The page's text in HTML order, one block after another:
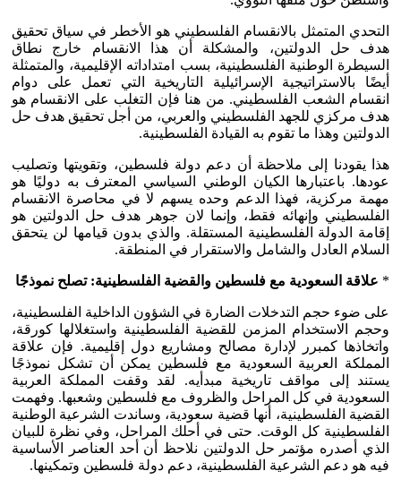
التحدي المتمثل بالانقسام الفلسطيني هو الأخطر في سياق تحقيق
هدف حل الدولتين، والمشكلة أن هذا الانقسام خارج نطاق
السيطرة الوطنية الفلسطينية، بسب امتداداته الإقليمية، والمتمثلة
أيضًا بالاستراتيجية الإسرائيلية التاريخية التي تعمل على دوام
انقسام الشعب الفلسطيني. من هنا فإن التغلب على الانقسام هو
هدف مركزي للجهد الفلسطيني والعربي، من أجل تحقيق هدف حل
الدولتين وهذا ما تقوم به القيادة الفلسطينية.
هذا يقودنا إلى ملاحظة أن دعم دولة فلسطين، وتقويتها وتصليب
عودها. باعتبارها الكيان الوطني السياسي المعترف به دوليًا هو
مهمة مركزية، فهذا الدعم وحده يسهم لا في محاصرة الانقسام
الفلسطيني وإنهائه فقط، وإنما لان جوهر هدف حل الدولتين هو
إقامة الدولة الفلسطينية المستقلة. والذي بدون قيامها لن يتحقق
السلام العادل والشامل والاستقرار في المنطقة.
* علاقة السعودية مع فلسطين والقضية الفلسطينية: تصلح نموذجًا
على ضوء حجم التدخلات الضارة في الشؤون الداخلية الفلسطينية،
وحجم الاستخدام المزمن للقضية الفلسطينية واستغلالها كورقة،
واتخاذها كمبرر لإدارة مصالح ومشاريع دول إقليمية. فإن علاقة
المملكة العربية السعودية مع فلسطين يمكن أن تشكل نموذجًا
يستند إلى مواقف تاريخية مبدأيه. لقد وقفت المملكة العربية
السعودية في كل المراحل والظروف مع فلسطين وشعبها. وفهمت
القضية الفلسطينية، أنها قضية سعودية، وساندت الشرعية الوطنية
الفلسطينية كل الوقت. حتى في أحلك المراحل، وفي نظرة للبيان
الذي أصدره مؤتمر حل الدولتين نلاحظ أن أحد العناصر الأساسية
فيه هو دعم الشرعية الفلسطينية، دعم دولة فلسطين وتمكينها.